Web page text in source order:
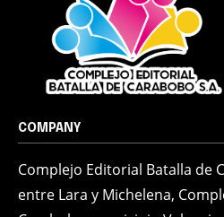
COMPANY
Complejo Editorial Batalla de
entre Lara y Michelena,